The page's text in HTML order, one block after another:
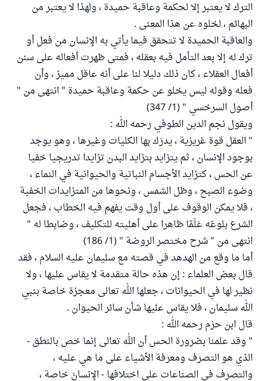
الترك لا يعتبر إلا لحكمة وعاقبة حميدة ، ولهذا لا يعتبر من
البهائم ، لخلوه عن هذا المعنى .
والعاقبة الحميدة لا تتحقق فيما يأتي به الإنسان من فعل أو
ترك له إلا بعد التأمل فيه بعقله ، فمتى ظهرت أفعاله على سنن
أفعال العقلاء ، كان ذلك دليلا لنا على أنه عاقل مميز ، وأن
فعله وقوله ليس يخلو عن حكمة وعاقبة حميدة " انتهى من "
أصول السرخسي " (1/ 347)
ويقول نجم الدين الطوفي رحمه الله :
" العقل قوة غريزية ، يدرَك بها الكليات وغيرها ، وهو يوجد
بوجود الإنسان ، ثم يتزايد بتزايد البدن تزايدا تدريجيا خفيا
عن الحس ، كتزايد الأجسام النباتية والحيوانية في النماء ،
وضوء الصبح ، وظل الشمس ، ونحوها من المتزايدات الخفية
، فلا يمكن الوقوف على أول وقت يفهم فيه الخطاب ، فجعل
الشرع بلوغه عَلَمًا ظاهرا على أهليته للتكليف ، وضابطا له "
انتهى من " شرح مختصر الروضة " (1/ 186)
أما ما وقع من الهدهد في قصته مع سليمان عليه السلام ، فقد
قال بعض العلماء : إن هذه حالة متقدمة لا يقاس عليها ، ولا
نظير لها في الحيوانات ، جعلها الله تعالى معجزة خاصة بنبي
الله سليمان ، فلا يقاس عليها شأن سائر الحيوان .
قال ابن حزم رحمه الله :
" وقد علمنا بضرورة الحس أن الله تعالى إنما خص بالنطق -
الذي هو التصرف ومعرفة الأشياء على ما هي عليه ،
والتصرف في الصناعات على اختلافها - الإنسانَ خاصة ،